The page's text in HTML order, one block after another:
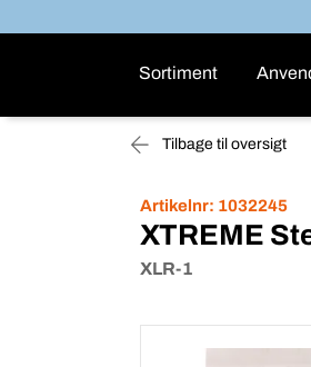
Sortiment
Tilbage til oversigt
Artikelnr: 1032245
XTREME
XLR-1